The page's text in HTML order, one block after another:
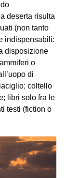
deserta risulta
(non tanto
indispensabili:
disposizione
o
di
coltello
libri solo fra le
testi (fiction o